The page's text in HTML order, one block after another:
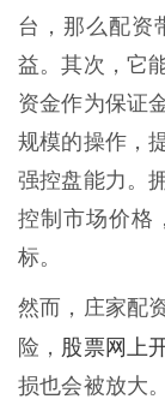
台，那么配资
益。其次，它
资金作为保证
规模的操作，
强控盘能力。
控制市场价格
标。
然而，庄家配
险， 股票网上
损也会被放大